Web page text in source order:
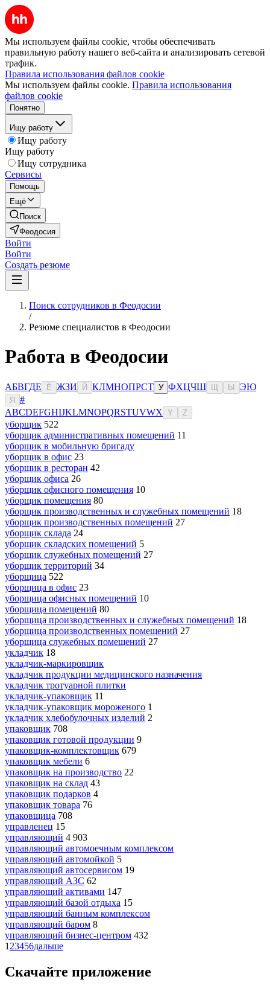
Мы используем файлы cookie, чтобы обеспечивать
правильную работу нашего веб-сайта и анализировать сетевой
трафик.
Правила использования файлов cookie
Мы используем файлы cookie. Правила использования
файлов cookie
Понятно
Ищу работу
Ищу работу
Ищу работу
Ищу сотрудника
Сервисы
Помощь
Ещё
Поиск
Феодосия
Войти
Войти
Создать резюме
Поиск сотрудников в Феодосии
/
Резюме специалистов в Феодосии
Работа в Феодосии
АБВГДЕ Ё ЖЗИ Й КЛМНОПРСТ У ФХЦЧШ Ы ЭЮ
Я
#
ABCDEFGHIJKLMNOPQRSTUVWX Y Z
уборщик 522
уборщик административных помещений 11
уборщик в мобильную бригаду
уборщик в офис 23
уборщик в ресторан 42
уборщик офиса 26
уборщик офисного помещения 10
уборщик помещения 80
уборщик производственных и служебных помещений 18
уборщик производственных помещений 27
уборщик склада 24
уборщик складских помещений 5
уборщик служебных помещений 27
уборщик территорий 34
уборщица 522
уборщица в офис 23
уборщица офисных помещений 10
уборщица помещений 80
уборщица производственных и служебных помещений 18
уборщица производственных помещений 27
уборщица служебных помещений 27
укладчик 18
укладчик-маркировщик
укладчик продукции медицинского назначения
укладчик тротуарной плитки
укладчик-упаковщик 11
укладчик-упаковщик мороженого 1
укладчик хлебобулочных изделий 2
упаковщик 708
упаковщик готовой продукции 9
упаковщик-комплектовщик 679
упаковщик мебели 6
упаковщик на производство 22
упаковщик на склад 43
упаковщик подарков 4
упаковщик товара 76
упаковщица 708
управленец 15
управляющий 4 903
управляющий автомоечным комплексом
управляющий автомойкой 5
управляющий автосервисом 19
управляющий АЗС 62
управляющий активами 147
управляющий базой отдыха 15
управляющий банным комплексом
управляющий баром 8
управляющий бизнес-центром 432
1 23456дальше
Скачайте приложение